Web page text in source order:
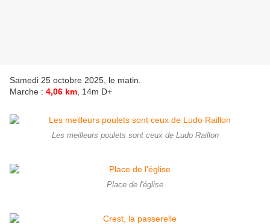
Samedi 25 octobre 2025, le matin.
Marche : 4,06 km , 14m D+
Les meilleurs poulets sont ceux de Ludo Raillon
Place de l'église